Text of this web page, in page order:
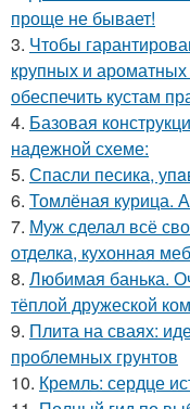
проще не бывает!
3. Чтобы
крупных и
обеспечить кустам
4. Базовая
надежной схеме:
5. Спасли песика,
6. Томлёная курица.
7. Муж сделал всё
отделка, кухонная
8. Любимая банька.
тёплой дружеской
9. Плита на сваях:
проблемных грунтов
10. Кремль: сердце